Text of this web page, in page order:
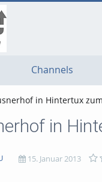
Channels
in Hintertux
in
15. Januar 2013